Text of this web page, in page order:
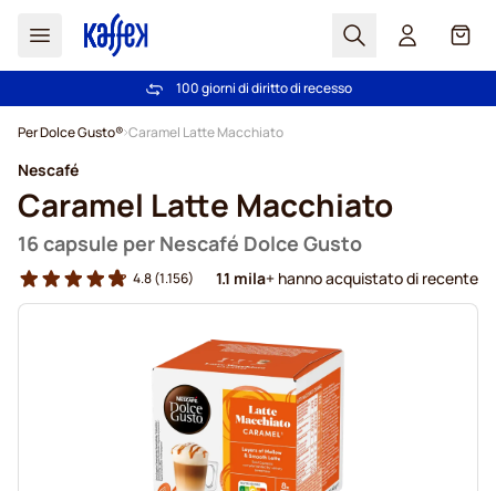
Search
Spedizione Gratuita oltre 49 €
100 giorni di diritto di recesso
Per Dolce Gusto® Caramel Latte Macchiato
Nescafé
Caramel Latte Macchiato
16 capsule per Nescafé Dolce Gusto
4.8(1.156) 1.1 mila+ hanno acquistato di recente